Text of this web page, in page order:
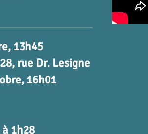
13h45
rue Dr. Lesigne
16h01
1h28